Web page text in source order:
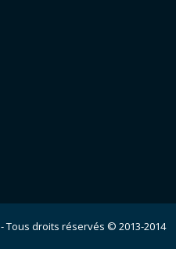
- Tous droits réservés © 2013-2014